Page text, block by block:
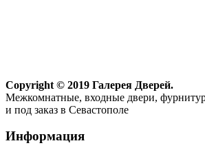
Copyright © 2019 Галерея Дверей.
Межкомнатные, входные двери,
и под заказ в Севастополе
Информация